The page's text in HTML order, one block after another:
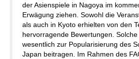
der Asienspiele in Nagoya im
Erwägung ziehen. Sowohl die
als auch in Kyoto erhielten von den
hervorragende Bewertungen.
wesentlich zur Popularisierung des
Japan beitragen. Im Rahmen des